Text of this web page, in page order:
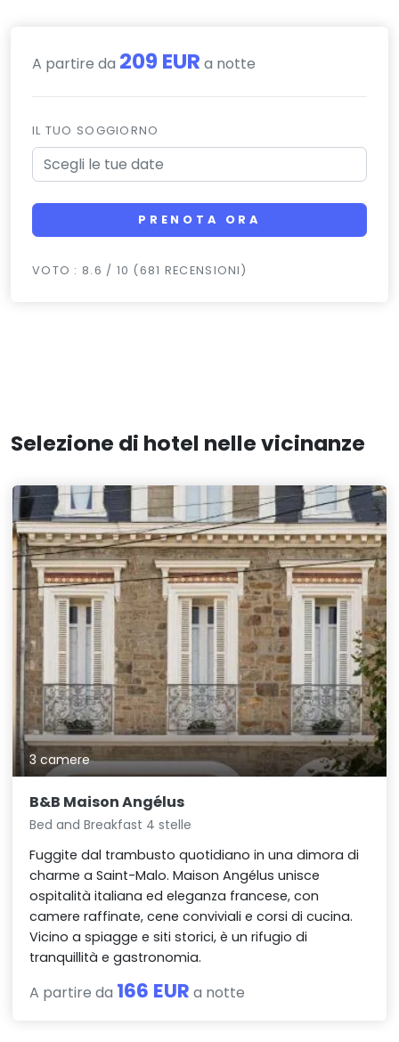
A partire da 209 EUR a notte
IL TUO SOGGIORNO
PRENOTA ORA
VOTO : 8.6 / 10 (681 RECENSIONI)
Selezione di hotel nelle vicinanze
3 camere
B&B Maison Angélus
Bed and Breakfast 4 stelle
Fuggite dal trambusto quotidiano in una dimora di
charme a Saint-Malo. Maison Angélus unisce
ospitalità italiana ed eleganza francese, con
camere raffinate, cene conviviali e corsi di cucina.
Vicino a spiagge e siti storici, è un rifugio di
tranquillità e gastronomia.
A partire da 166 EUR a notte